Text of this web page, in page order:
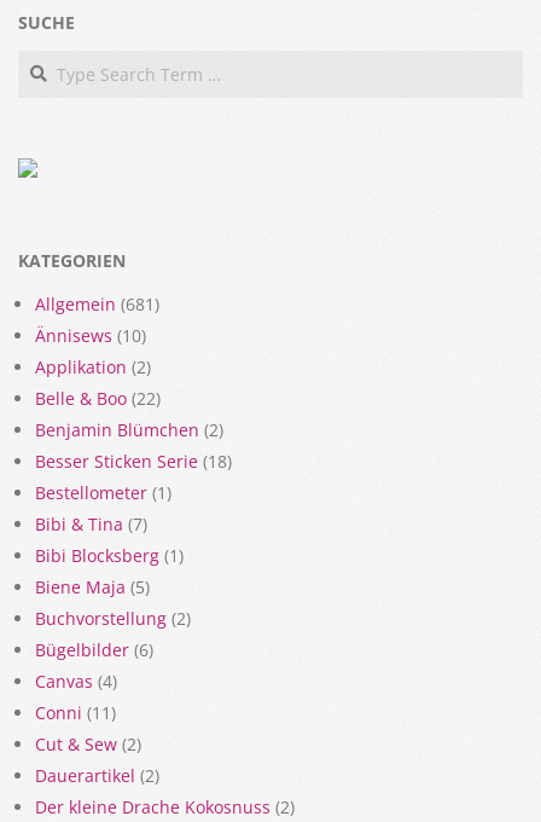
SUCHE
Search
KATEGORIEN
Allgemein (681)
Ännisews (10)
Applikation (2)
Belle & Boo (22)
Benjamin Blümchen (2)
Besser Sticken Serie (18)
Bestellometer (1)
Bibi & Tina (7)
Bibi Blocksberg (1)
Biene Maja (5)
Buchvorstellung (2)
Bügelbilder (6)
Canvas (4)
Conni (11)
Cut & Sew (2)
Dauerartikel (2)
Der kleine Drache Kokosnuss (2)